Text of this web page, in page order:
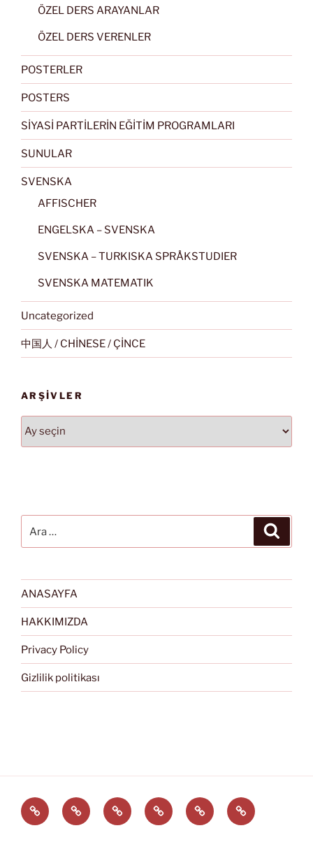
ÖZEL DERS ARAYANLAR
ÖZEL DERS VERENLER
POSTERLER
POSTERS
SİYASİ PARTİLERİN EĞİTİM PROGRAMLARI
SUNULAR
SVENSKA
AFFISCHER
ENGELSKA – SVENSKA
SVENSKA – TURKISKA SPRÅKSTUDIER
SVENSKA MATEMATIK
Uncategorized
中国人 / CHİNESE / ÇİNCE
ARŞIVLER
Arşivler
ANASAYFA
HAKKIMIZDA
Privacy Policy
Gizlilik politikası
Türkçe English Svenskaالعربية
中
文
EĞİTİM
ARAÇLARI